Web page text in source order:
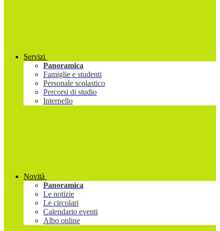
Servizi
Panoramica
Famiglie e studenti
Personale scolastico
Percorsi di studio
Interpello
Novità
Panoramica
Le notizie
Le circolari
Calendario eventi
Albo online